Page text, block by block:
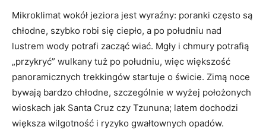
Mikroklimat wokół jeziora jest wyraźny: poranki często są
chłodne, szybko robi się ciepło, a po południu nad
lustrem wody potrafi zacząć wiać. Mgły i chmury potrafią
„przykryć” wulkany tuż po południu, więc większość
panoramicznych trekkingów startuje o świcie. Zimą noce
bywają bardzo chłodne, szczególnie w wyżej położonych
wioskach jak Santa Cruz czy Tzununa; latem dochodzi
większa wilgotność i ryzyko gwałtownych opadów.